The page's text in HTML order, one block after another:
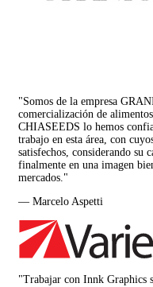
"Somos de la empresa
comercialización de
CHIASEEDS lo hemos
trabajo en esta área, con
satisfechos, considerando su
finalmente en una imagen
mercados."
— Marcelo Aspetti
"Trabajar con Innk Graphics